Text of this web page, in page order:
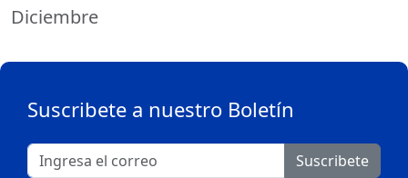
Diciembre
Suscribete a nuestro Boletín
Suscribete